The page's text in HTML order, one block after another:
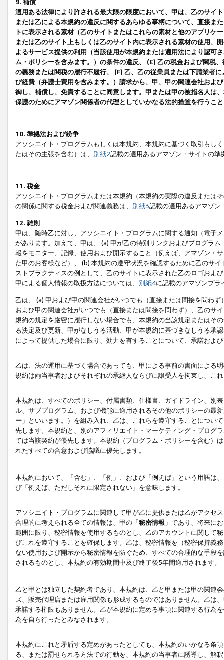
9. 補償
適用ある法律により許される最大限の限度において、甲は、乙のサイ
または乙による本規約の違反に関するあらゆる事柄について、直接ま
トに表示される素材（乙のサイトまたはこれらの素材と他のアプリ
または乙のサイト上もしくは乙のサイト内に表示される素材の使用、
よるサービス提供の利用（当該使用が本規約または適用法により認可
ム・ポリシーを含みます。）の条件の違反、 (E) 乙の税金および関税
の義務または関税の履行不履行、 (F) 乙、乙の従業員または下請業者
び経費（弁護士費用を含みます。）請求から、甲、甲の関連会社およ
御し、補償し、免責することに同意します。甲または甲の被指名人は
保護のためにアマゾン関係者の代理としていかなる法的措置を行うこ
10. 準拠法および紛争
アソシエイト・プログラムもしくは本規約、本規約に基づく取引もし
たはその主張を含む）は、 別紙2記載の適用あるアマゾン・サイトの
11. 税金
アソシエイト・プログラムまたは本規約（本規約の実際の違反または
の関係に関する税金および関連義務は、 別紙3記載の適用あるアマゾン
12. 雑則
甲は、随時乙に対し、アソシエイト・プログラムに関する通知（電子
があります。加えて、甲は、 (a) 甲が乙の特別リンクおよびプログラ
報をモニター、記録、使用および開示すること（例えば、アマゾン・
た甲のお客様など）、 (b) 本規約の遵守状況を確認するために乙のサ
ストプラクティスの例として、乙のサイトに表示された乙のロゴおよ
甲による個人情報の取扱方法については、 別紙4に記載のアマゾンプ
乙は、 (a) 甲および甲の関連会社がいつでも（直接または間接を問わ
および甲の関連会社がいつでも（直接または間接を問わず）、乙のサ
規約の規定を厳密に履行しない場合でも、本規約の当該規定またはそ
る決定及び更新、甲がなしうる活動、甲が本規約に基づきなしうる承
によって提供した場合に限り、効力を有することについて、承諾およ
乙は、法の運用に基づく場合であっても、甲による事前の書面による
規約は両当事者およびそれぞれの承継人ならびに譲受人を拘束し、こ
本規約は、すべてのポリシー、付属書類、仕様書、ガイドライン、別
ル、サブプログラム、および機能に適用されるその他のポリシーの最
ー 」といいます。）を組み入れ、乙は、これらを遵守することにつ
先します。本規約と、別のアフィリエイト・マーケティング・プログ
ては当該契約が優先します。本規約（プログラム・ポリシーを含む）
れたすべての合意および協議に優先します。
本規約において、「含む」、「例」、および「例えば」という用語は
び「例えば、ただしそれに限定されない」を意味します。
アソシエイト・プログラムに関連して甲が乙に提供または乙がアクセ
合理的に考えられる全ての情報は、甲の「秘密情報 」であり、将来に
範囲に限り、秘密情報を使用するものとし、乙のアカウントに関して
びこれを遵守することを確保します。乙は、秘密情報を（秘密保持義
ない使用および開示から秘密情報を防ぐため、すべての合理的な手段
されるものとし、本規約の有効期間中及び終了後5年間適用されます。
乙と甲とは独立した契約者であり、本規約は、乙と甲または甲の関連
ズ、販売代理店または雇用関係も形成するものではありません。乙は
承諾する権限もありません。乙が本規約に定める事項に関連する行為
為を自ら行ったとみなされます。
本規約にこれと矛盾する定めがあったとしても、本規約のいかなる条
る、または罰せられる方法での行動を、本規約の当事者に誘導し、解